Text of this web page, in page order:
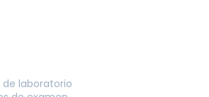
de laboratorio